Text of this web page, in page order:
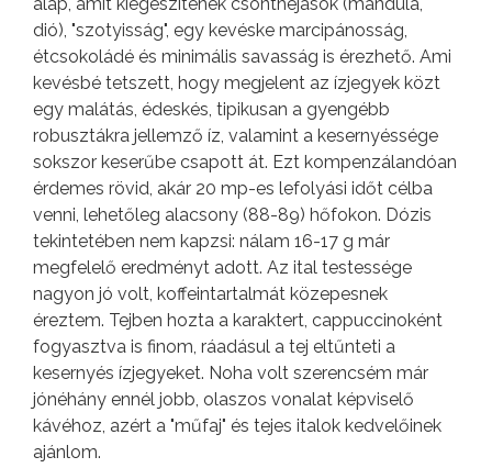
dió), "szotyisság", egy kevéske marcipánosság,
étcsokoládé és minimális savasság is érezhető. Ami
kevésbé tetszett, hogy megjelent az ízjegyek közt
egy malátás, édeskés, tipikusan a gyengébb
robusztákra jellemző íz, valamint a kesernyéssége
sokszor keserűbe csapott át. Ezt kompenzálandóan
érdemes rövid, akár 20 mp-es lefolyási időt célba
venni, lehetőleg alacsony (88-89) hőfokon. Dózis
tekintetében nem kapzsi: nálam 16-17 g már
megfelelő eredményt adott. Az ital testessége
nagyon jó volt, koffeintartalmát közepesnek
éreztem. Tejben hozta a karaktert, cappuccinoként
fogyasztva is finom, ráadásul a tej eltűnteti a
kesernyés ízjegyeket. Noha volt szerencsém már
jónéhány ennél jobb, olaszos vonalat képviselő
kávéhoz, azért a "műfaj" és tejes italok kedvelőinek
ajánlom.